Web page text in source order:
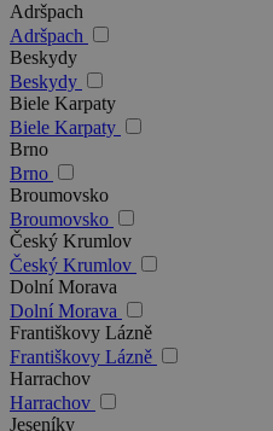
Adršpach
Adršpach
Beskydy
Beskydy
Biele Karpaty
Biele Karpaty
Brno
Brno
Broumovsko
Broumovsko
Český Krumlov
Český Krumlov
Dolní Morava
Dolní Morava
Františkovy Lázně
Františkovy Lázně
Harrachov
Harrachov
Jeseníky